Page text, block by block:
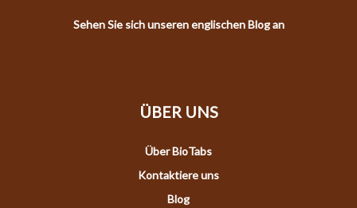
Sehen Sie sich unseren englischen Blog an
ÜBER UNS
Über BioTabs
Kontaktiere uns
Blog